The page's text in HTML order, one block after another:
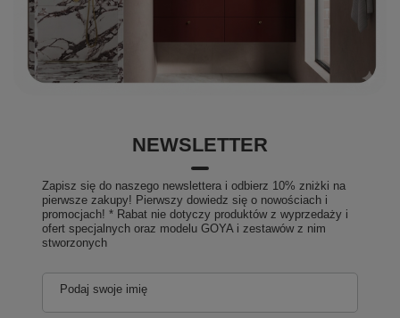
NEWSLETTER
Zapisz się do naszego newslettera i odbierz 10% zniżki na
pierwsze zakupy! Pierwszy dowiedz się o nowościach i
promocjach! * Rabat nie dotyczy produktów z wyprzedaży i
ofert specjalnych oraz modelu GOYA i zestawów z nim
stworzonych
Podaj swoje imię